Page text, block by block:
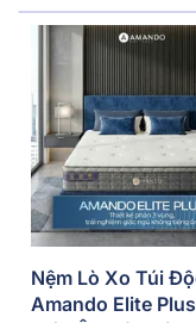
Nệm Lò Xo Túi
Amando Elite